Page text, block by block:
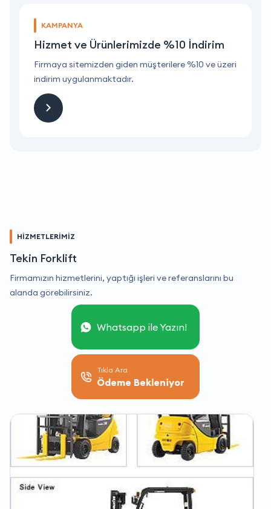
KAMPANYA
Hizmet ve Ürünlerimizde %10 İndirim
Firmaya sitemizden giden müşterilere %10 ve üzeri
indirim uygulanmaktadır.
HİZMETLERİMİZ
Tekin Forklift
Firmamızın hizmetlerini, yaptığı işleri ve referanslarını bu
alanda görebilirsiniz.
Whatsapp ile Yazın!
Tıkla Ara
Ödeme Bekleniyor